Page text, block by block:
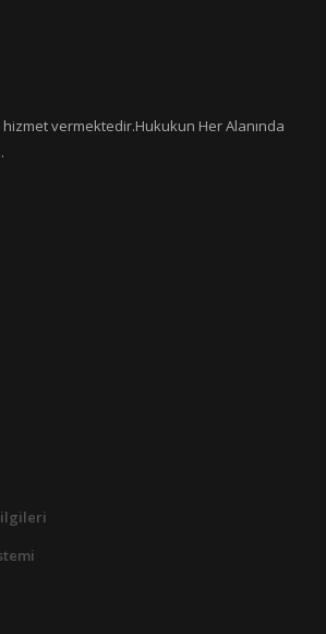
vermektedir.Hukukun Her Alanında